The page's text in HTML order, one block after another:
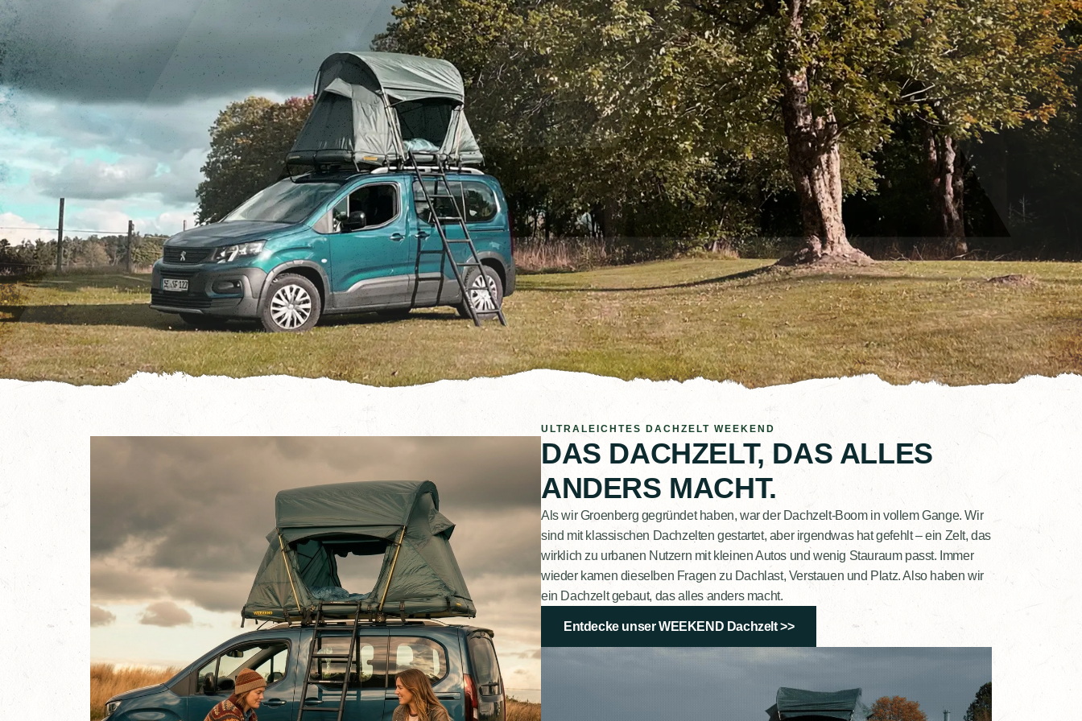
ULTRALEICHTES DACHZELT WEEKEND
DAS DACHZELT, DAS ALLES
ANDERS MACHT.
Als wir Groenberg gegründet haben, war der Dachzelt-Boom in vollem Gange. Wir
sind mit klassischen Dachzelten gestartet, aber irgendwas hat gefehlt – ein Zelt, das
wirklich zu urbanen Nutzern mit kleinen Autos und wenig Stauraum passt. Immer
wieder kamen dieselben Fragen zu Dachlast, Verstauen und Platz. Also haben wir
ein Dachzelt gebaut, das alles anders macht.
Entdecke unser WEEKEND Dachzelt >>